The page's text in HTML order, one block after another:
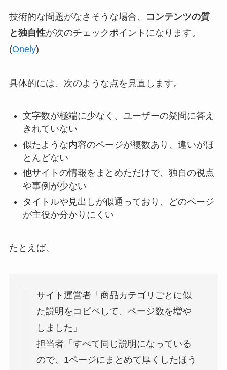
技術的な問題がなさそうな場合、
コンテンツの質
と独自性が次のチェックポイントになります。
(Onely)
具体的には、次のような点を見直します。
文字数が極端に少なく、ユーザーの疑問に答え
きれていない
似たような内容のページが複数あり、違いがほ
とんどない
他サイトの情報をまとめただけで、独自の視点
や事例が少ない
タイトルや見出しが似通っており、どのページ
が主役か分かりにくい
たとえば、
サイト運営者「商品カテゴリごとに似
た説明をコピペして、ページ数を増や
しました」
担当者「すべて同じ説明になっている
ので、1ページにまとめて厚くしたほう